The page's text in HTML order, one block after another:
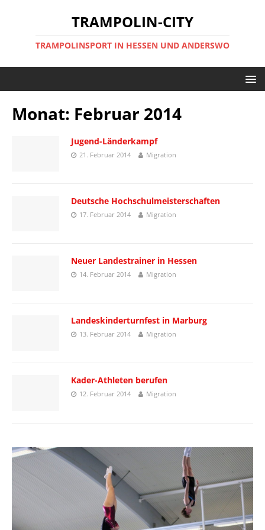
TRAMPOLIN-CITY
TRAMPOLINSPORT IN HESSEN UND ANDERSWO
Monat: Februar 2014
Jugend-Länderkampf
21. Februar 2014 Migration
Deutsche Hochschulmeisterschaften
17. Februar 2014 Migration
Neuer Landestrainer in Hessen
14. Februar 2014 Migration
Landeskinderturnfest in Marburg
13. Februar 2014 Migration
Kader-Athleten berufen
12. Februar 2014 Migration